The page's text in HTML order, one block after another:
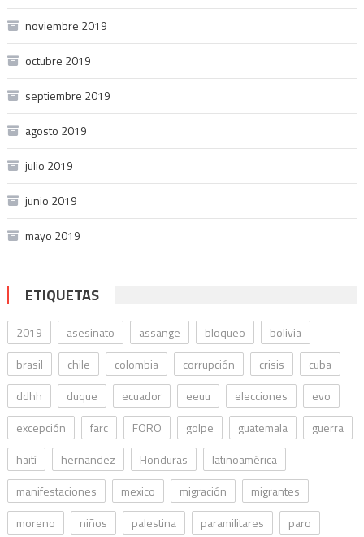
noviembre 2019
octubre 2019
septiembre 2019
agosto 2019
julio 2019
junio 2019
mayo 2019
ETIQUETAS
2019 asesinato assange bloqueo
bolivia
brasil
chile colombia corrupción crisis
cuba
ddhh
duque ecuador eeuu elecciones
evo
excepción
farc FORO golpe guatemala
guerra
haití
hernandez Honduras
latinoamérica
manifestaciones
mexico migración
migrantes
moreno
niños palestina paramilitares paro